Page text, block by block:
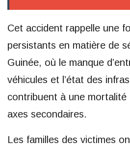
Cet accident rappelle une
persistants en matière de
Guinée, où le manque
véhicules et l’état des
contribuent à une mortalité
axes secondaires.
Les familles des victimes